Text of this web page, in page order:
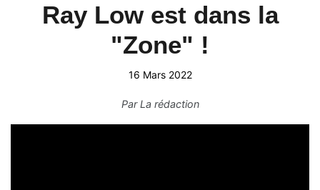
Ray Low est dans la
"Zone" !
16 Mars 2022
ParLa rédaction